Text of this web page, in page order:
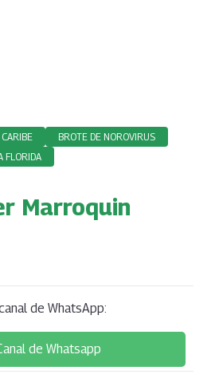
BROTE DE NOROVIRUS
FLORIDA
Marroquin
de WhatsApp:
de Whatsapp